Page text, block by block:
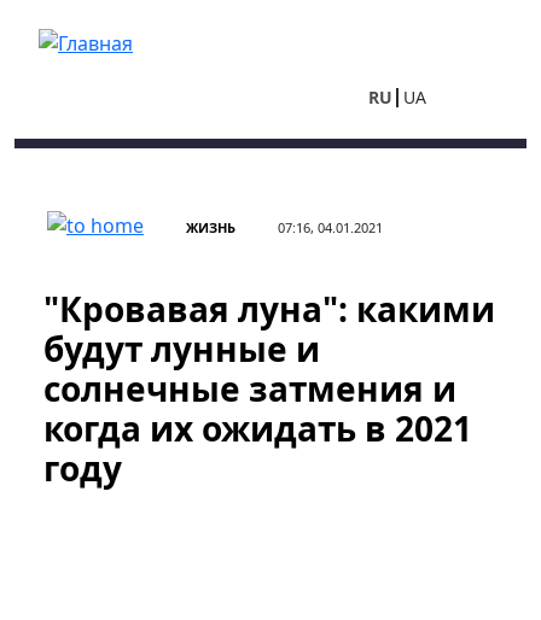
RU UA
ЖИЗНЬ 07:16, 04.01.2021
"Кровавая луна": какими
будут лунные и
солнечные затмения и
когда их ожидать в 2021
году